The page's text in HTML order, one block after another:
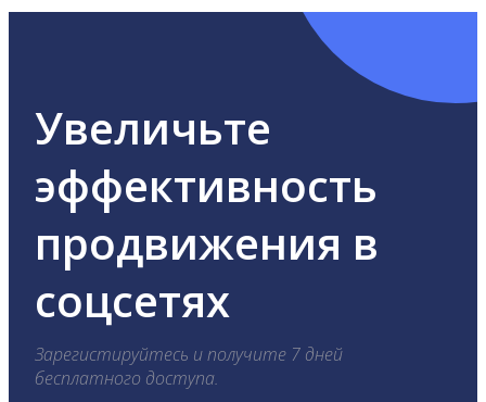
Увеличьте
эффективность
продвижения в
соцсетях
Зарегистируйтесь и получите 7 дней
бесплатного доступа.